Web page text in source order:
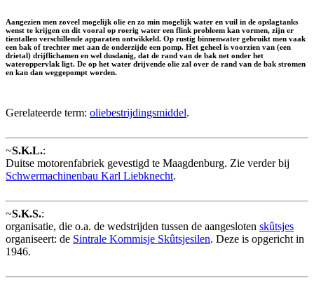
Aangezien men zoveel mogelijk olie en zo min mogelijk water en vuil in de opslagtanks
wenst te krijgen en dit vooral op roerig water een flink probleem kan vormen, zijn er
tientallen verschillende apparaten ontwikkeld. Op rustig binnenwater gebruikt men vaak
een bak of trechter met aan de onderzijde een pomp. Het geheel is voorzien van (een
drietal) drijflichamen en wel dusdanig, dat de rand van de bak net onder het
wateroppervlak ligt. De op het water drijvende olie zal over de rand van de bak stromen
en kan dan weggepompt worden.
Gerelateerde term: oliebestrijdingsmiddel.
~S.K.L.:
Duitse motorenfabriek gevestigd te Maagdenburg. Zie verder bij
Schwermachinenbau Karl Liebknecht.
~S.K.S.:
organisatie, die o.a. de wedstrijden tussen de aangesloten skûtsjes
organiseert: de Sintrale Kommisje Skûtsjesilen. Deze is opgericht in
1946.